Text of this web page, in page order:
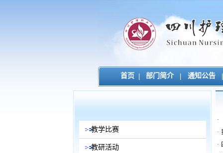
首页 | 部门简介 | 通知公告 |
教学比赛
教研活动
·
·
·